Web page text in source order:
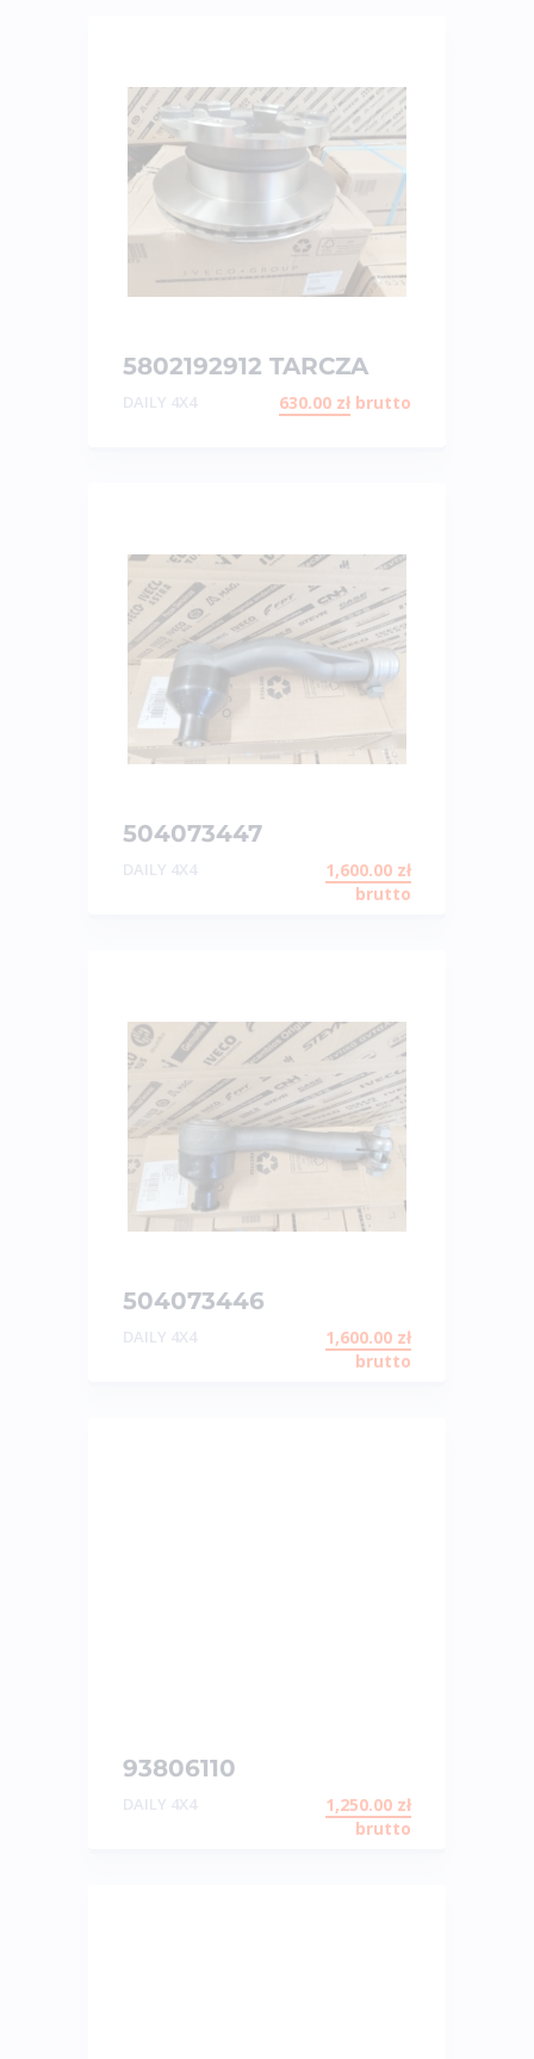
5802192912 TARCZA
HAMULCOWA TYŁ
DAILY 55S, 70S 4X4
DAILY 4X4 630.00 zł brutto
504073447
KOŃCÓWKA
KIEROWNICZA LEWA
DAILY 4X4 1,600.00 zł
brutto
504073446
KOŃCÓWKA
KIEROWNICZA PRAWA
DAILY 4X4 1,600.00 zł
brutto
93806110
STABILIZATOR
DAILY 4X4 1,250.00 zł
brutto